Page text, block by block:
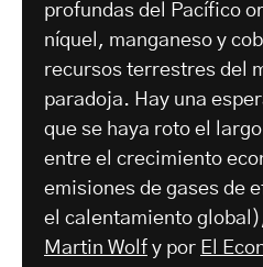
profundas del Pacífico
níquel, manganeso y
recursos terrestres del
paradoja. Hay una
que se haya roto el
entre el crecimiento
emisiones de gases de
el calentamiento
Martin Wolf y por El